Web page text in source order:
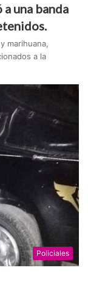
una banda
marihuana,
a la
Policiales